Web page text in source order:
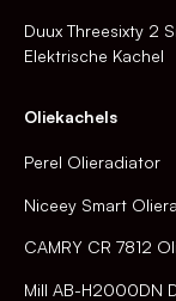
Duux Threesixty 2
Elektrische Kachel
Oliekachels
Perel Olieradiator
Niceey Smart
CAMRY CR 7812
Mill AB-H2000DN